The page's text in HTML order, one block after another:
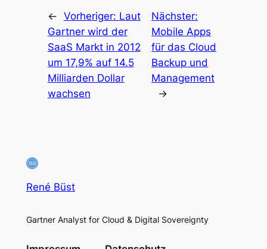
← Vorheriger: Laut
Gartner wird der
SaaS Markt in 2012
um 17,9% auf 14.5
Milliarden Dollar
wachsen
Nächster:
Mobile Apps
für das Cloud
Backup und
Management
→
René Büst
Gartner Analyst for Cloud & Digital Sovereignty